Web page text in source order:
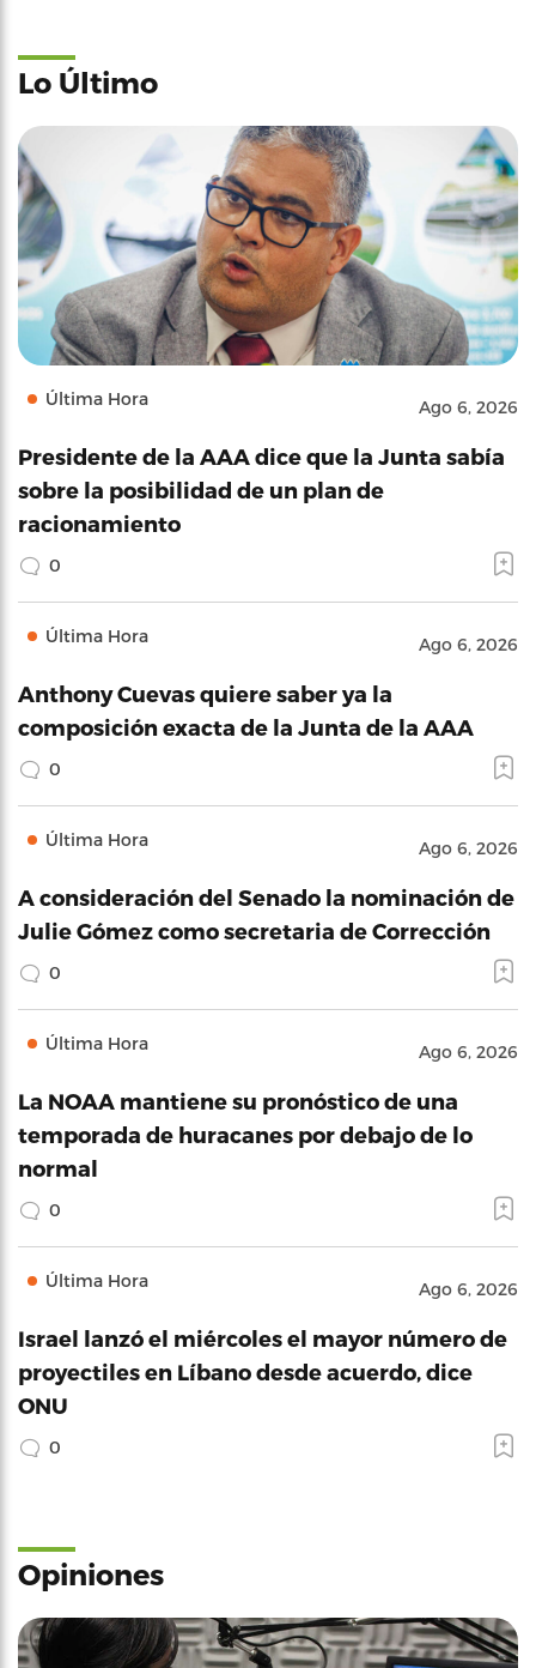
Lo Último
Última Hora Ago 6, 2026
Presidente de la AAA dice que la Junta sabía
sobre la posibilidad de un plan de
racionamiento
0
Última Hora Ago 6, 2026
Anthony Cuevas quiere saber ya la
composición exacta de la Junta de la AAA
0
Última Hora Ago 6, 2026
A consideración del Senado la nominación de
Julie Gómez como secretaria de Corrección
0
Última Hora Ago 6, 2026
La NOAA mantiene su pronóstico de una
temporada de huracanes por debajo de lo
normal
0
Última Hora Ago 6, 2026
Israel lanzó el miércoles el mayor número de
proyectiles en Líbano desde acuerdo, dice
ONU
0
Opiniones